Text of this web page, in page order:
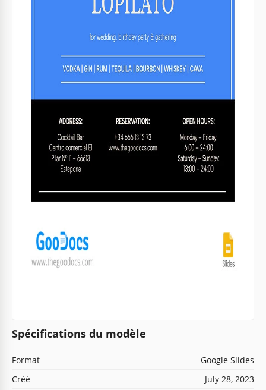
Spécifications du modèle
Format
Google Slides
Créé
July 28, 2023